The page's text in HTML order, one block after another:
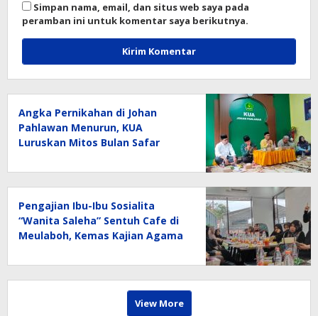
Simpan nama, email, dan situs web saya pada
peramban ini untuk komentar saya berikutnya.
Angka Pernikahan di Johan
Pahlawan Menurun, KUA
Luruskan Mitos Bulan Safar
Pengajian Ibu-Ibu Sosialita
“Wanita Saleha” Sentuh Cafe di
Meulaboh, Kemas Kajian Agama
View More